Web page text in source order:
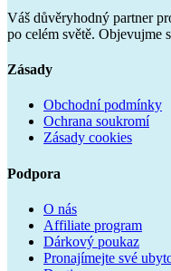
Váš důvěryhodný partner
po celém světě. Objevujme
Zásady
Obchodní podmínky
Ochrana soukromí
Zásady cookies
Podpora
O nás
Affiliate program
Dárkový poukaz
Pronajímejte své